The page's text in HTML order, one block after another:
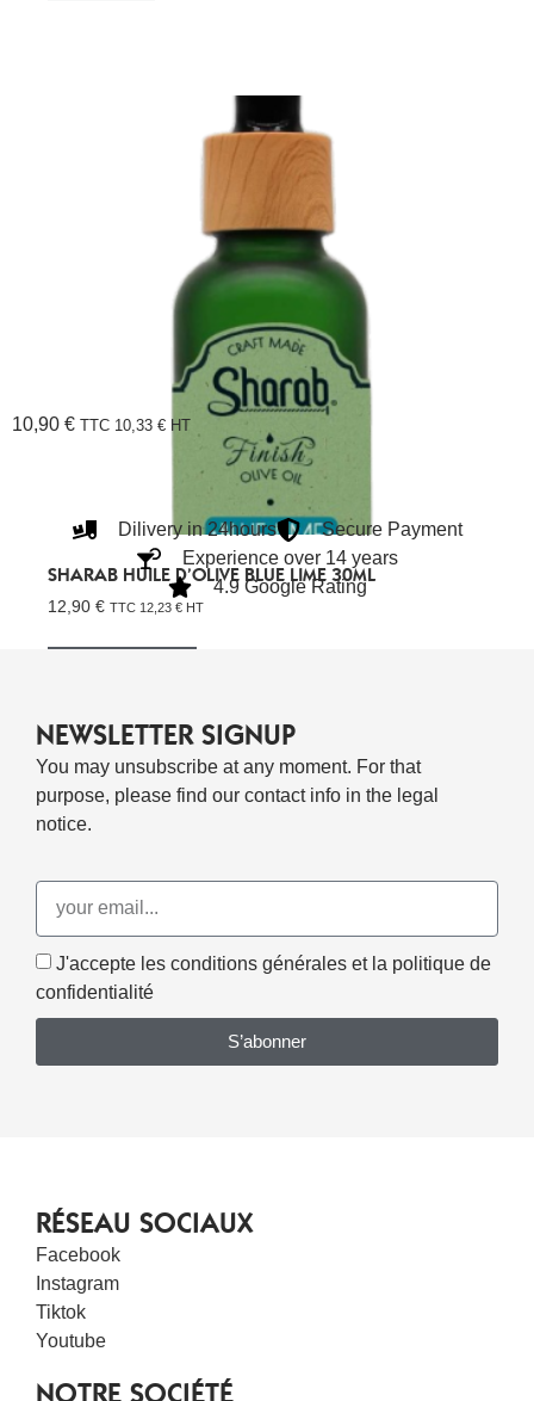
SHARAB HUILE D’OLIVE BLUE LIME 30ML
12,90 € TTC 12,23 € HT
10,90 € TTC 10,33 € HT
Dilivery in 24hours
Secure Payment
Experience over 14 years
4.9 Google Rating
NEWSLETTER SIGNUP
You may unsubscribe at any moment. For that
purpose, please find our contact info in the legal
notice.
J'accepte les conditions générales et la politique de
confidentialité
S’abonner
RÉSEAU SOCIAUX
Facebook
Instagram
Tiktok
Youtube
NOTRE SOCIÉTÉ